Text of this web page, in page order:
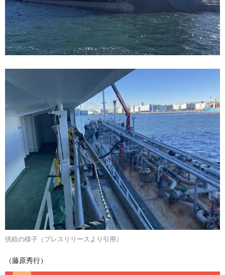
供給の様子（プレスリリースより引用）
（藤原秀行）